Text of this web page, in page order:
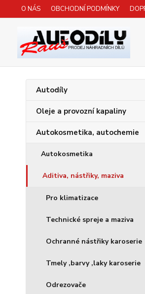
O NÁS OBCHODNÍ PODMÍNKY
Autodíly
Oleje a provozní kapaliny
Autokosmetika, autochemie
Autokosmetika
Aditiva, nástřiky, maziva
Pro klimatizace
Technické spreje a maziva
Ochranné nástřiky karoserie
Tmely ,barvy ,laky karoserie
Odrezovače